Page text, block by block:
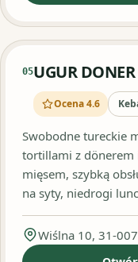
05UGUR
Ocena 4.6
Swobodne tureckie
tortillami z
mięsem, szybką
na syty, niedrogi
Wiślna 10, 31-